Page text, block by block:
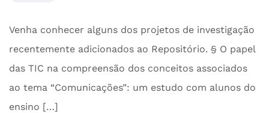
Venha conhecer alguns dos projetos de investigação
recentemente adicionados ao Repositório. § O papel
das TIC na compreensão dos conceitos associados
ao tema “Comunicações”: um estudo com alunos do
ensino […]